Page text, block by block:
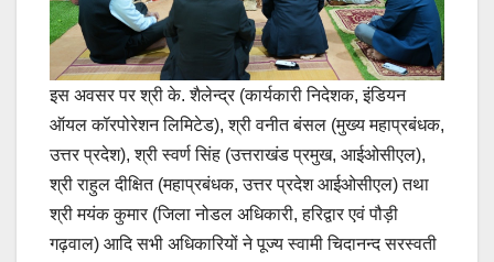
इस अवसर पर श्री के. शैलेन्द्र (कार्यकारी निदेशक, इंडियन
ऑयल कॉरपोरेशन लिमिटेड), श्री वनीत बंसल (मुख्य महाप्रबंधक,
उत्तर प्रदेश), श्री स्वर्ण सिंह (उत्तराखंड प्रमुख, आईओसीएल),
श्री राहुल दीक्षित (महाप्रबंधक, उत्तर प्रदेश आईओसीएल) तथा
श्री मयंक कुमार (जिला नोडल अधिकारी, हरिद्वार एवं पौड़ी
गढ़वाल) आदि सभी अधिकारियों ने पूज्य स्वामी चिदानन्द सरस्वती